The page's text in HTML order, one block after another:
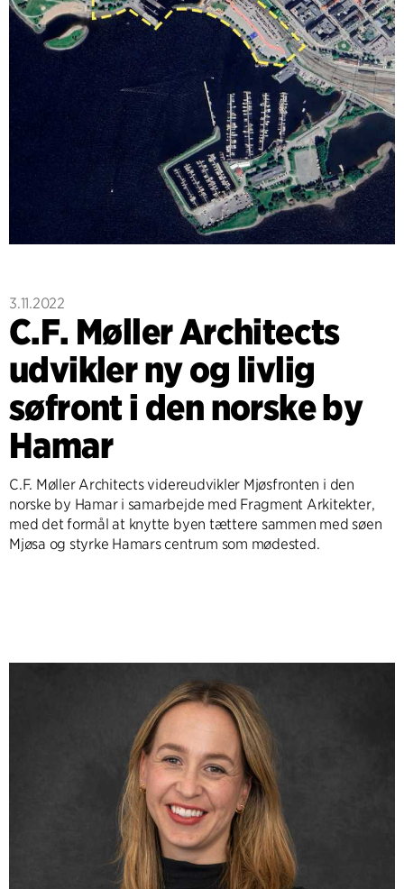
3.11.2022
C.F. Møller Architects
udvikler ny og livlig
søfront i den norske by
Hamar
C.F. Møller Architects videreudvikler Mjøsfronten i den
norske by Hamar i samarbejde med Fragment Arkitekter,
med det formål at knytte byen tættere sammen med søen
Mjøsa og styrke Hamars centrum som mødested.